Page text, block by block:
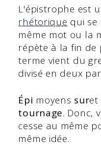
L'épistrophe est
rhétorique qui
même mot ou la
répète à la fin de
terme vient du
divisé en deux
Épi moyens suret
tournage. Donc,
cesse au même
même idée.